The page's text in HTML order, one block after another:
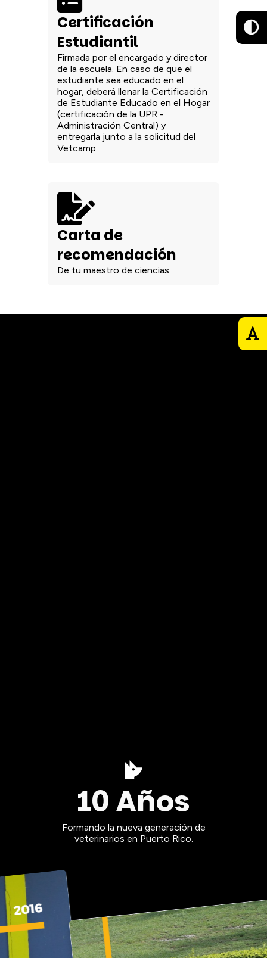
Certificación
Estudiantil
Firmada por el encargado y director
de la escuela. En caso de que el
estudiante sea educado en el
hogar, deberá llenar la Certificación
de Estudiante Educado en el Hogar
(certificación de la UPR -
Administración Central) y
entregarla junto a la solicitud del
Vetcamp.
Carta de
recomendación
De tu maestro de ciencias
10 Años
Formando la nueva generación de
veterinarios en Puerto Rico.